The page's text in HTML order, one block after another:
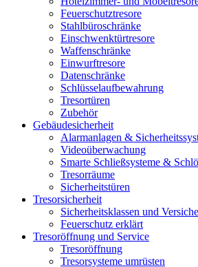
Feuerschutztresore
Stahlbüroschränke
Einschwenktürtresore
Waffenschränke
Einwurftresore
Datenschränke
Schlüsselaufbewahrung
Tresortüren
Zubehör
Gebäudesicherheit
Alarmanlagen &
Videoüberwachung
Smarte Schließsysteme &
Tresorräume
Sicherheitstüren
Tresorsicherheit
Sicherheitsklassen und
Feuerschutz erklärt
Tresoröffnung und Service
Tresoröffnung
Tresorsysteme umrüsten